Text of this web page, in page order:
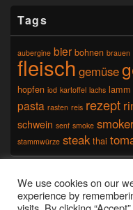
Tags
aubergine bier bohnen brauen
fleisch gemüse
hopfen iod kartoffel lachs lamm
pasta rasten reis rezept
schwein senf smoke
stammwürze steak thai
We use cookies on our
experience by